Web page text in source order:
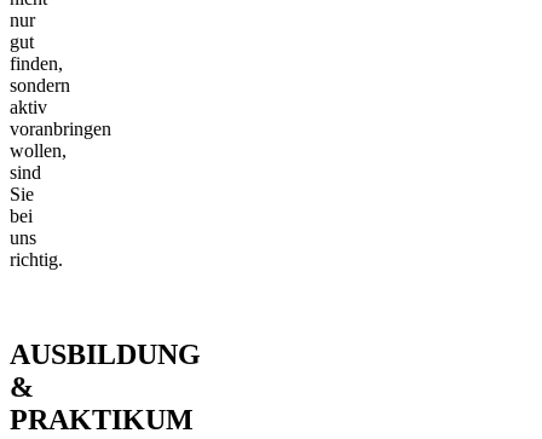
nur
gut
finden,
sondern
aktiv
voranbringen
wollen,
sind
Sie
bei
uns
richtig.
AUSBILDUNG
&
PRAKTIKUM